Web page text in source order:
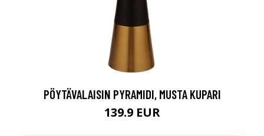
PÖYTÄVALAISIN PYRAMIDI, MUSTA KUPARI
139.9 EUR